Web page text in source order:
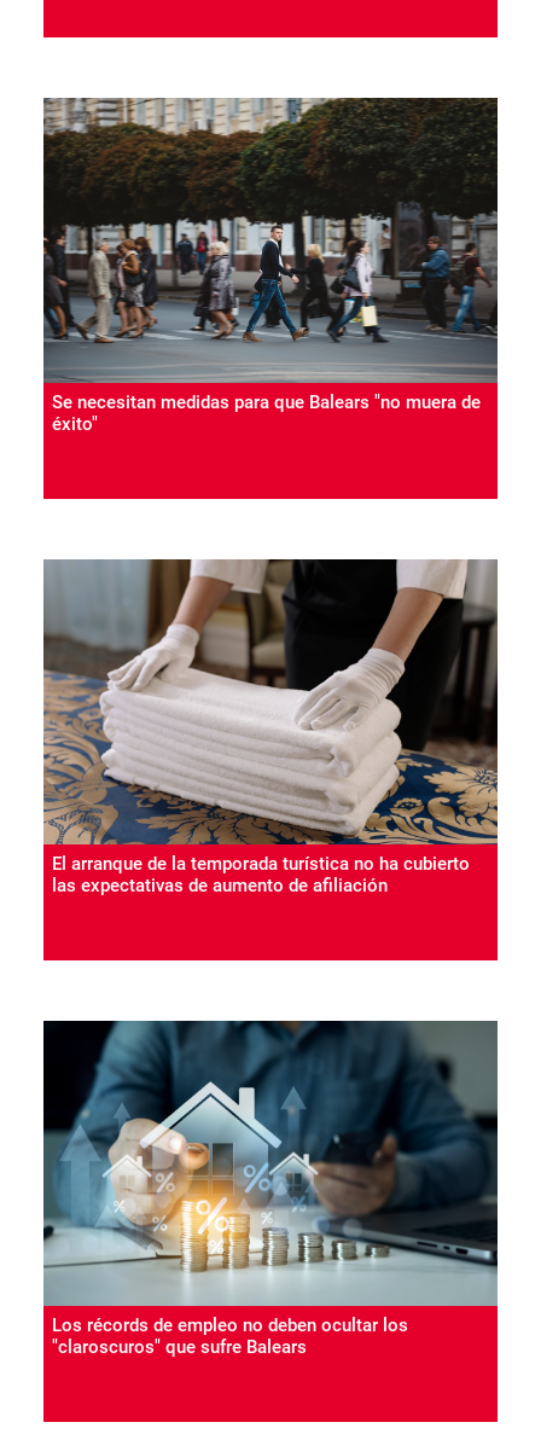
Se necesitan medidas para que Balears "no muera de
éxito"
El arranque de la temporada turística no ha cubierto
las expectativas de aumento de afiliación
Los récords de empleo no deben ocultar los
"claroscuros" que sufre Balears